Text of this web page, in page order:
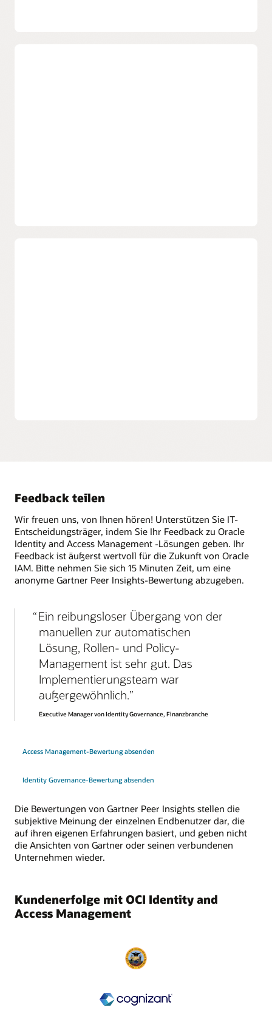
Feedback teilen
Wir freuen uns, von Ihnen hören! Unterstützen Sie IT-
Entscheidungsträger, indem Sie Ihr Feedback zu Oracle
Identity and Access Management -Lösungen geben. Ihr
Feedback ist äußerst wertvoll für die Zukunft von Oracle
IAM. Bitte nehmen Sie sich 15 Minuten Zeit, um eine
anonyme Gartner Peer Insights-Bewertung abzugeben.
Ein reibungsloser Übergang von der
manuellen zur automatischen
Lösung, Rollen- und Policy-
Management ist sehr gut. Das
Implementierungsteam war
außergewöhnlich.
Executive Manager von Identity Governance, Finanzbranche
Access Management-Bewertung absenden
Identity Governance-Bewertung absenden
Die Bewertungen von Gartner Peer Insights stellen die
subjektive Meinung der einzelnen Endbenutzer dar, die
auf ihren eigenen Erfahrungen basiert, und geben nicht
die Ansichten von Gartner oder seinen verbundenen
Unternehmen wieder.
Kundenerfolge mit OCI Identity and
Access Management